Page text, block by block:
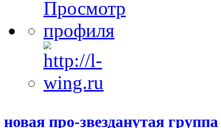
новая про-звезданутая группа